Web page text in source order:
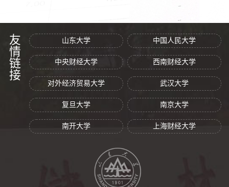
友情链接 山东大学 中国人民大学
中央财经大学 西南财经大学
对外经济贸易大学 武汉大学
复旦大学 南京大学
南开大学 上海财经大学